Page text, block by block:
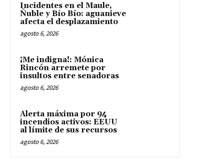
Incidentes en el Maule,
Ñuble y Bío Bío: aguanieve
afecta el desplazamiento
agosto 6, 2026
¡Me indigna!: Mónica
Rincón arremete por
insultos entre senadoras
agosto 6, 2026
Alerta máxima por 94
incendios activos: EEUU
al límite de sus recursos
agosto 6, 2026